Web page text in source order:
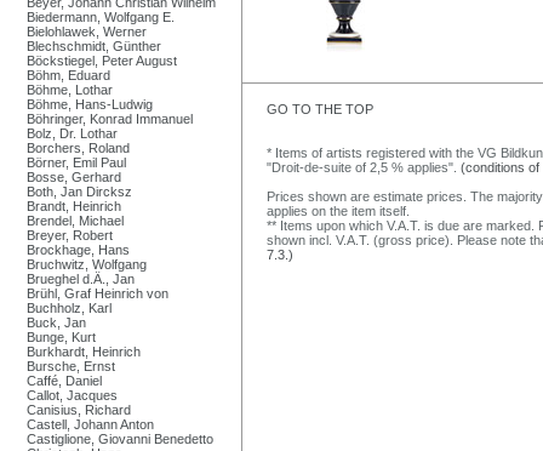
Biedermann, Wolfgang E.
Bielohlawek, Werner
Blechschmidt, Günther
Böckstiegel, Peter August
Böhm, Eduard
Böhme, Lothar
Böhme, Hans-Ludwig
Böhringer, Konrad Immanuel
Bolz, Dr. Lothar
Borchers, Roland
Börner, Emil Paul
Bosse, Gerhard
Both, Jan Dircksz
Brandt, Heinrich
Brendel, Michael
Breyer, Robert
Brockhage, Hans
Bruchwitz, Wolfgang
Brueghel d.Ä., Jan
Brühl, Graf Heinrich von
Buchholz, Karl
Buck, Jan
Bunge, Kurt
Burkhardt, Heinrich
Bursche, Ernst
Caffé, Daniel
Callot, Jacques
Canisius, Richard
Castell, Johann Anton
Castiglione, Giovanni Benedetto
GO TO THE TOP
* Items of artists registered with the VG
"Droit-de-suite of 2,5 % applies". (conditions of
Prices shown are estimate prices. The
applies on the item itself.
** Items upon which V.A.T. is due are
shown incl. V.A.T. (gross price). Please note
7.3.)